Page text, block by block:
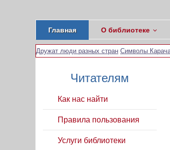
Главная О библиотеке
Дружат люди разных стран Символы
Читателям
Как нас найти
Правила пользования
Услуги библиотеки